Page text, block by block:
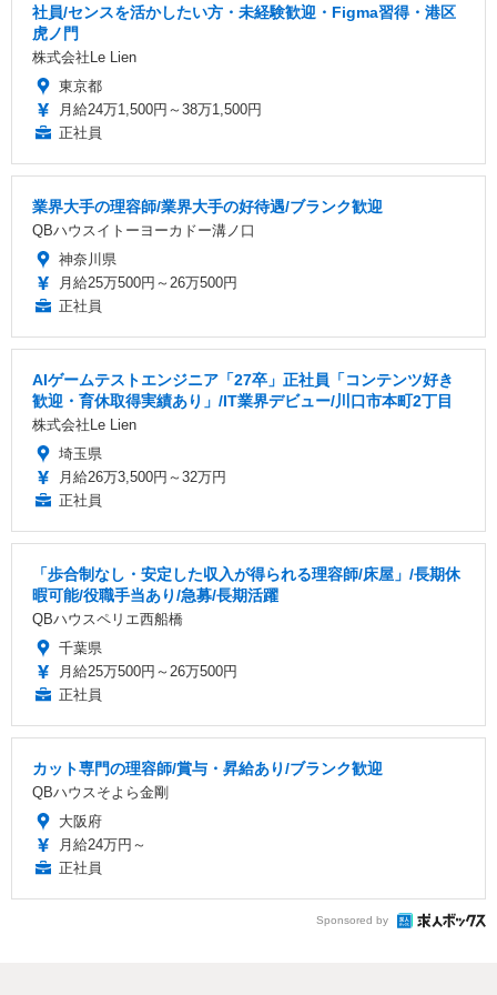
社員/センスを活かしたい方・未経験歓迎・Figma習得・港区
虎ノ門
株式会社Le Lien
東京都
月給24万1,500円～38万1,500円
正社員
業界大手の理容師/業界大手の好待遇/ブランク歓迎
QBハウスイトーヨーカドー溝ノ口
神奈川県
月給25万500円～26万500円
正社員
AIゲームテストエンジニア「27卒」正社員「コンテンツ好き
歓迎・育休取得実績あり」/IT業界デビュー/川口市本町2丁目
株式会社Le Lien
埼玉県
月給26万3,500円～32万円
正社員
「歩合制なし・安定した収入が得られる理容師/床屋」/長期休
暇可能/役職手当あり/急募/長期活躍
QBハウスペリエ西船橋
千葉県
月給25万500円～26万500円
正社員
カット専門の理容師/賞与・昇給あり/ブランク歓迎
QBハウスそよら金剛
大阪府
月給24万円～
正社員
Sponsored by